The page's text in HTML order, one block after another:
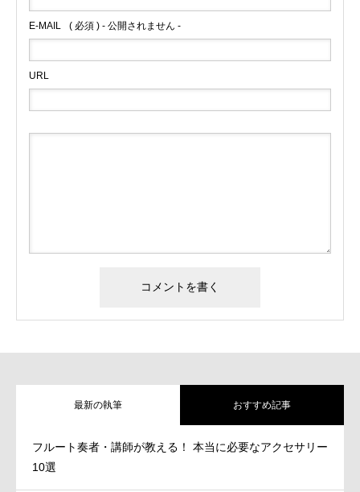
E-MAIL ( 必須 ) - 公開されません -
URL
最新の執筆 おすすめ記事
フルート奏者・講師が教える！ 本当に必要なアクセサリー
10選